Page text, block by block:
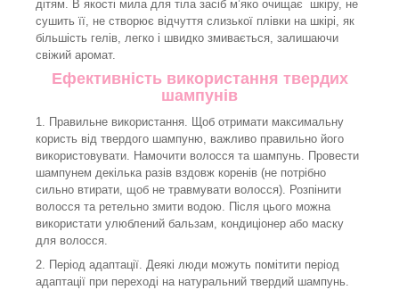
дітям. В якості мила для тіла засіб м’яко очищає шкіру, не
сушить її, не створює відчуття слизької плівки на шкірі, як
більшість гелів, легко і швидко змивається, залишаючи
свіжий аромат.
Ефективність використання твердих
шампунів
1. Правильне використання. Щоб отримати максимальну
користь від твердого шампуню, важливо правильно його
використовувати. Намочити волосся та шампунь. Провести
шампунем декілька разів вздовж коренів (не потрібно
сильно втирати, щоб не травмувати волосся). Розпінити
волосся та ретельно змити водою. Після цього можна
використати улюблений бальзам, кондиціонер або маску
для волосся.
2. Період адаптації. Деякі люди можуть помітити період
адаптації при переході на натуральний твердий шампунь.